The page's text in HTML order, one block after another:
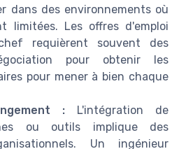
dans des environnements où
limitées. Les offres d'emploi
requièrent souvent des
pour obtenir les
pour mener à bien chaque
: L'intégration de
ou outils implique des
Un ingénieur